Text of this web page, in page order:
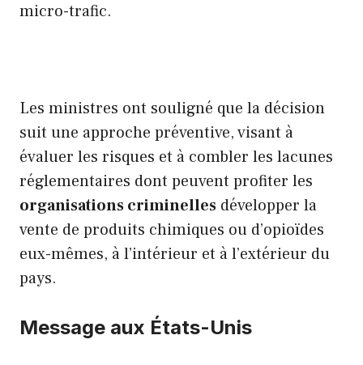
micro-trafic.
Les ministres ont souligné que la décision
suit une approche préventive, visant à
évaluer les risques et à combler les lacunes
réglementaires dont peuvent profiter les
organisations criminelles développer la
vente de produits chimiques ou d’opioïdes
eux-mêmes, à l’intérieur et à l’extérieur du
pays.
Message aux États-Unis